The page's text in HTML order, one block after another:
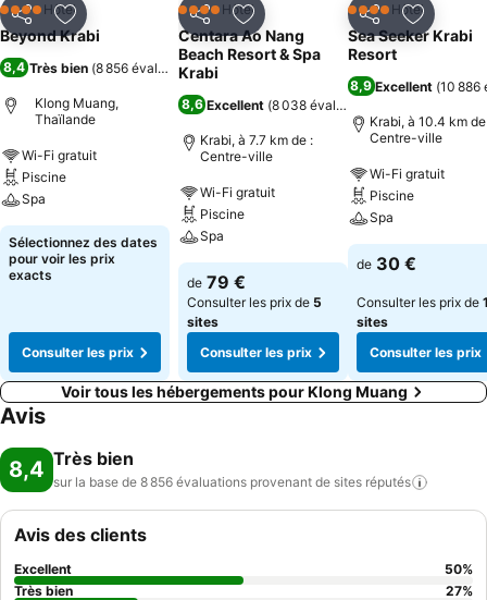
PartagerAjouter à mes favoris
4 ÉtoilesHôtel
Beyond Krabi
8,4 Très bien (8 856 évaluations)
Klong Muang,
Thaïlande
Wi-Fi gratuit
Piscine
Spa
Sélectionnez des dates
pour voir les prix
exacts
Consulter les prix
PartagerAjouter à mes favoris
4 ÉtoilesHôtel
Centara Ao Nang
Beach Resort & Spa
Krabi
8,6 Excellent (8 038 évaluations
Krabi, à 7.7 km de :
Centre-ville
Wi-Fi gratuit
Piscine
Spa
de 79 €
Consulter les prix de 5
sites
Consulter les prix
PartagerAjouter
4 ÉtoilesHôtel
Sea Seeker Krabi
Resort
8,9Excellent (10 886
Krabi, à 10.4 km
Centre-ville
Wi-Fi gratuit
Piscine
Spa
de 30 €
Consulter les prix de
sites
Consulter les prix
Voir tous les hébergements pour Klong Muang
Avis
8,4 Très bien
sur la base de 8 856 évaluations provenant de sites réputés
Avis des clients
Excellent 50%
Très bien
27%